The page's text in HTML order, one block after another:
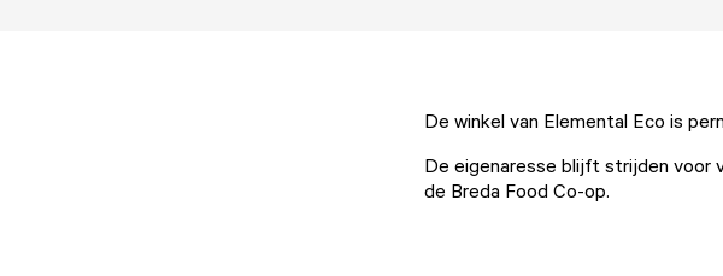
De winkel van Elemental Eco is
De eigenaresse blijft strijden voor
de Breda Food Co-op.